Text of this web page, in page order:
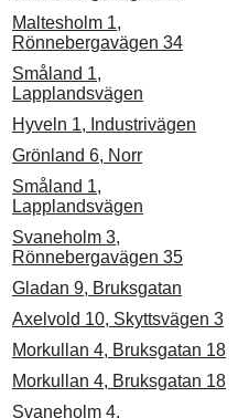
Maltesholm 1,
Rönnebergavägen 34
Småland 1,
Lapplandsvägen
Hyveln 1, Industrivägen
Grönland 6, Norr
Småland 1,
Lapplandsvägen
Svaneholm 3,
Rönnebergavägen 35
Gladan 9, Bruksgatan
Axelvold 10, Skyttsvägen 3
Morkullan 4, Bruksgatan 18
Morkullan 4, Bruksgatan 18
Svaneholm 4,